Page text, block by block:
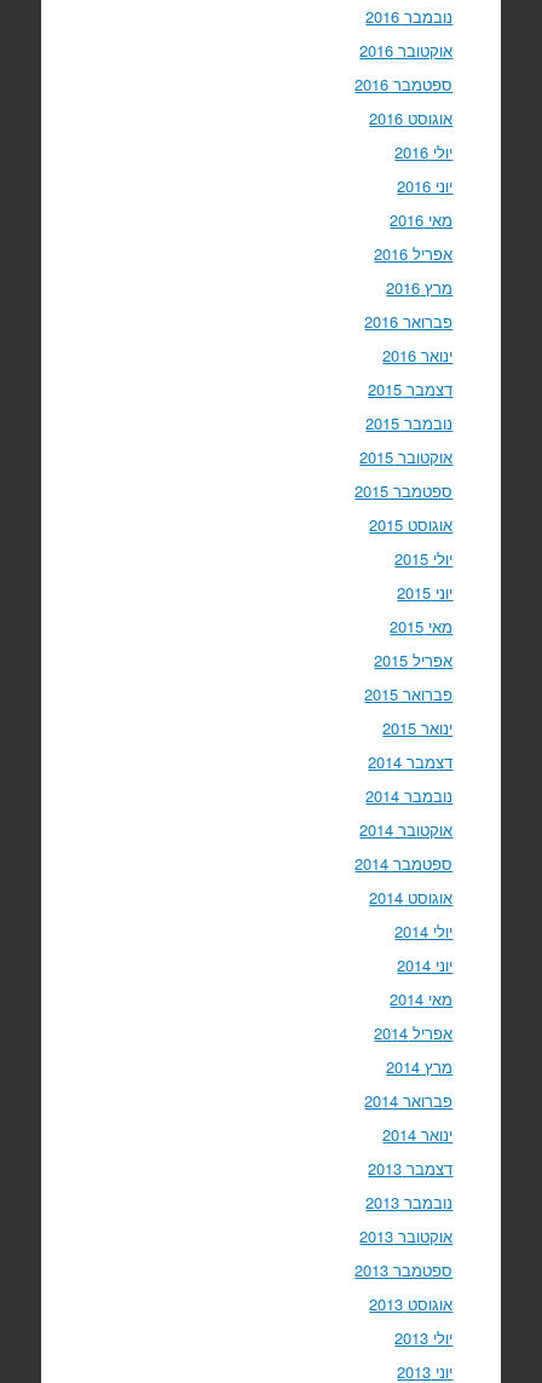
נובמבר 2016
אוקטובר 2016
ספטמבר 2016
אוגוסט 2016
יולי 2016
יוני 2016
מאי 2016
אפריל 2016
מרץ 2016
פברואר 2016
ינואר 2016
דצמבר 2015
נובמבר 2015
אוקטובר 2015
ספטמבר 2015
אוגוסט 2015
יולי 2015
יוני 2015
מאי 2015
אפריל 2015
פברואר 2015
ינואר 2015
דצמבר 2014
נובמבר 2014
אוקטובר 2014
ספטמבר 2014
אוגוסט 2014
יולי 2014
יוני 2014
מאי 2014
אפריל 2014
מרץ 2014
פברואר 2014
ינואר 2014
דצמבר 2013
נובמבר 2013
אוקטובר 2013
ספטמבר 2013
אוגוסט 2013
יולי 2013
יוני 2013